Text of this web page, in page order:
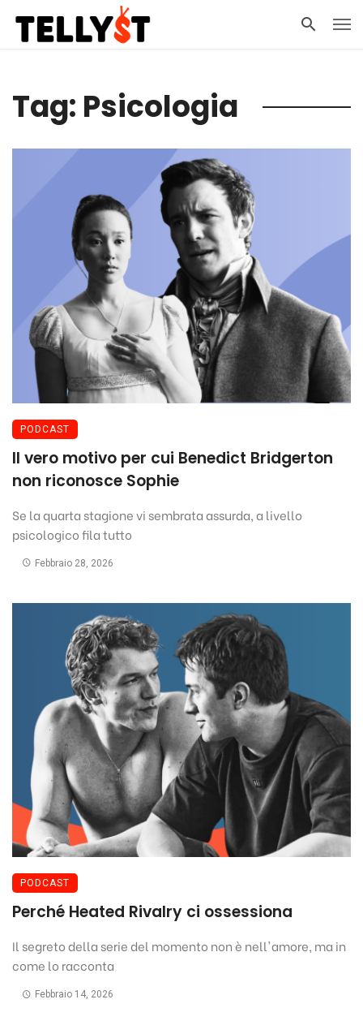
Tag: Psicologia
PODCAST
Il vero motivo per cui Benedict Bridgerton
non riconosce Sophie
Se la quarta stagione vi sembrata assurda, a livello
psicologico fila tutto
Febbraio 28, 2026
PODCAST
Perché Heated Rivalry ci ossessiona
Il segreto della serie del momento non è nell'amore, ma in
come lo racconta
Febbraio 14, 2026